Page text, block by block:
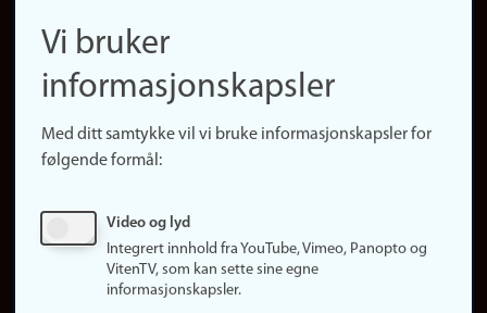
(no)
Finn forsker
Presse
Finn studier
Ledige stillinger
Vi bruker
informasjonskapsler
Med ditt samtykke vil vi bruke informasjonskapsler for
følgende formål:
Video og lyd
Integrert innhold fra YouTube, Vimeo, Panopto og
VitenTV, som kan sette sine egne
informasjonskapsler.